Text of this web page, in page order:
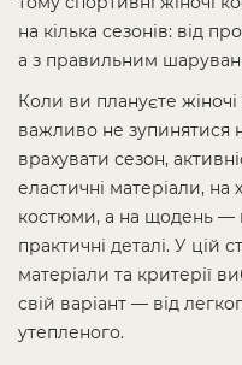
на кілька сезонів: від
а з правильним
Коли ви плануєте
важливо не зупинятися
врахувати сезон,
еластичні матеріали, на
костюми, а на щодень —
практичні деталі. У цій
матеріали та критерії
свій варіант — від
утепленого.